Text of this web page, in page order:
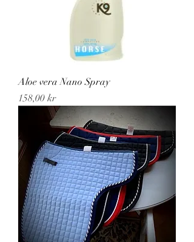
Aloe vera Nano Spray
Pris
158,00 kr